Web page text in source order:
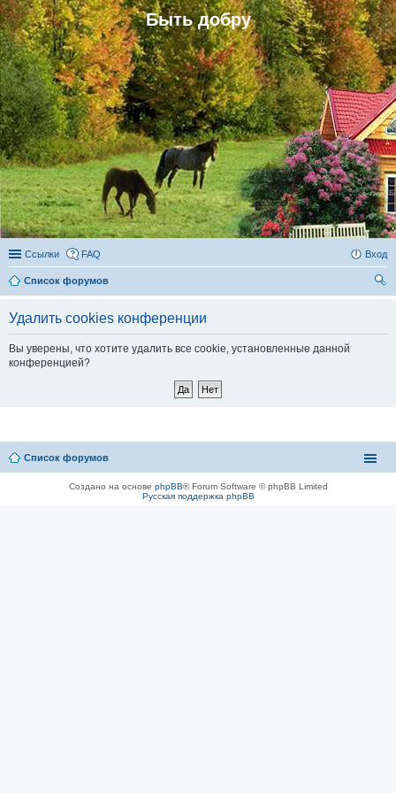
Быть добру
Ссылки FAQ Вход
Список форумов
Удалить cookies конференции
Вы уверены, что хотите удалить все cookie, установленные данной
конференцией?
Список форумов
Создано на основе phpBB® Forum Software © phpBB Limited
Русская поддержка phpBB